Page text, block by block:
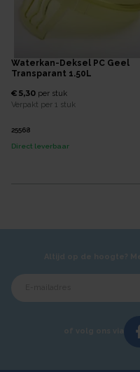
Waterkan-Deksel PC Geel
Transparant 1.50L
€ 5,30 per stuk
Verpakt per 1 stuk
25568
Direct leverbaar